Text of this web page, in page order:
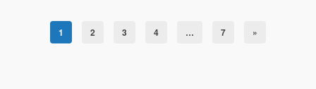
1 2 3 4 … 7 »